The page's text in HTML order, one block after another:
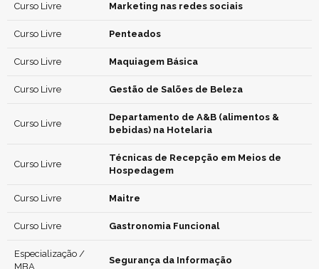
Curso Livre Marketing nas redes sociais
Curso Livre Penteados
Curso Livre Maquiagem Básica
Curso Livre Gestão de Salões de Beleza
Curso Livre
Departamento de A&B (alimentos &
bebidas) na Hotelaria
Curso Livre
Técnicas de Recepção em Meios de
Hospedagem
Curso Livre Maitre
Curso Livre Gastronomia Funcional
Especialização /
MBA
Segurança da Informação